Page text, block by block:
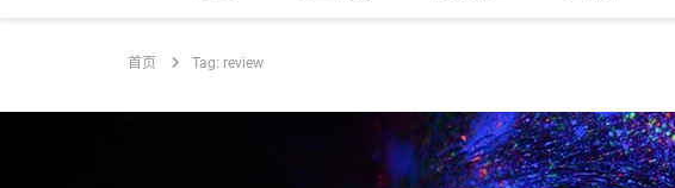
首页 Tag: review